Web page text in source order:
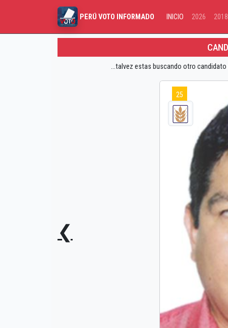
PERÚ VOTO INFORMADO INICIO 2026 2018
...talvez estas buscando otro candidato
❮
25